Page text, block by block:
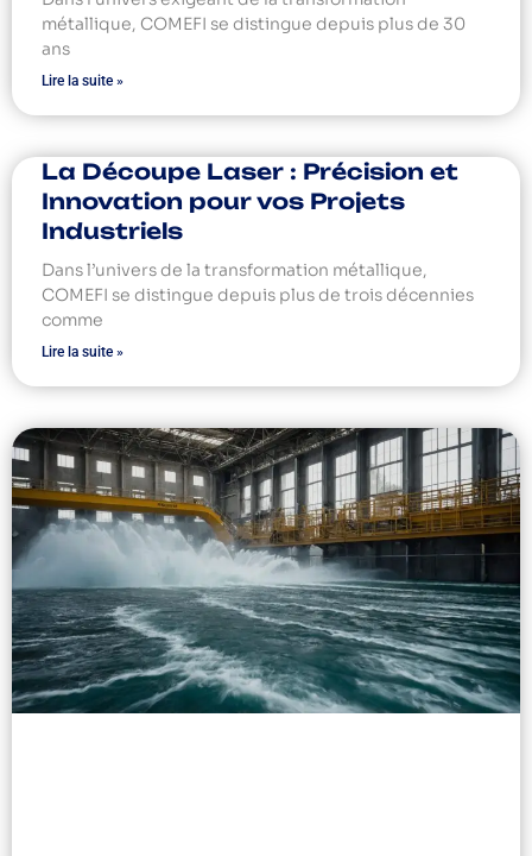
métallique, COMEFI se distingue depuis plus de 30
ans
Lire la suite »
La Découpe Laser : Précision et
Innovation pour vos Projets
Industriels
Dans l’univers de la transformation métallique,
COMEFI se distingue depuis plus de trois décennies
comme
Lire la suite »